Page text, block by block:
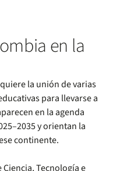
en la
la unión de varias
para llevarse a
en la agenda
y orientan la
continente.
Ciencia, Tecnología e